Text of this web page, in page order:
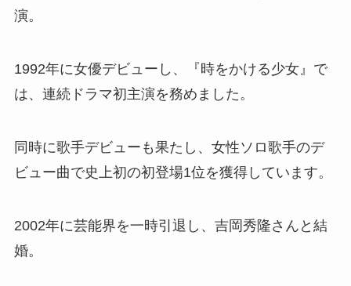
演。
1992年に女優デビューし、『時をかける少女』で
は、連続ドラマ初主演を務めました。
同時に歌手デビューも果たし、女性ソロ歌手のデ
ビュー曲で史上初の初登場1位を獲得しています。
2002年に芸能界を一時引退し、吉岡秀隆さんと結
婚。